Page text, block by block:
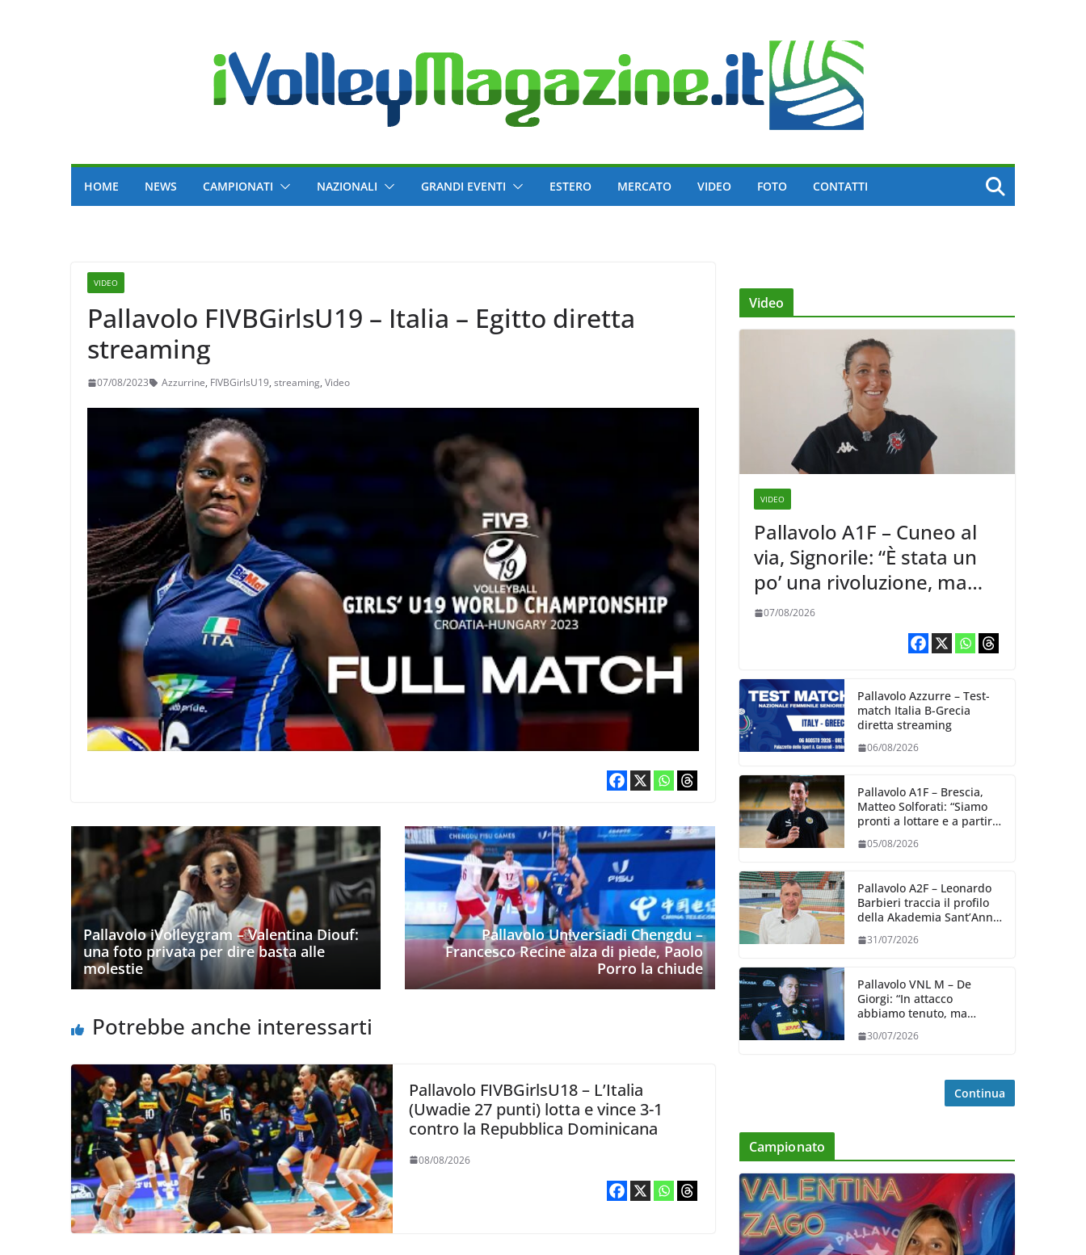
HOME NEWS CAMPIONATI NAZIONALI GRANDI EVENTI ESTERO MERCATO VIDEO FOTO CONTATTI
VIDEO
Pallavolo FIVBGirlsU19 – Italia – Egitto diretta
streaming
07/08/2023 Azzurrine, FIVBGirlsU19, streaming, Video
Pallavolo iVolleygram – Valentina Diouf:
una foto privata per dire basta alle
molestie
Pallavolo Universiadi Chengdu –
Francesco Recine alza di piede, Paolo
Porro la chiude
Potrebbe anche interessarti
Pallavolo FIVBGirlsU18 – L’Italia
(Uwadie 27 punti) lotta e vince 3-1
contro la Repubblica Dominicana
08/08/2026
Video
VIDEO
Pallavolo A1F – Cuneo al
via, Signorile: “È stata un
po’ una rivoluzione, ma
abbiamo le idee chiare siu
cosa vogliamo fare”
07/08/2026
Pallavolo Azzurre – Test-
match Italia B-Grecia
diretta streaming
06/08/2026
Pallavolo A1F – Brescia,
Matteo Solforati: “Siamo
pronti a lottare e a partire
giorno”
05/08/2026
Pallavolo A2F – Leonardo
Barbieri traccia il profilo
della Akademia Sant’Anna
31/07/2026
Pallavolo VNL M – De
Giorgi: “In attacco
abbiamo tenuto, ma
dalla prestazione in
30/07/2026
Continua
Campionato